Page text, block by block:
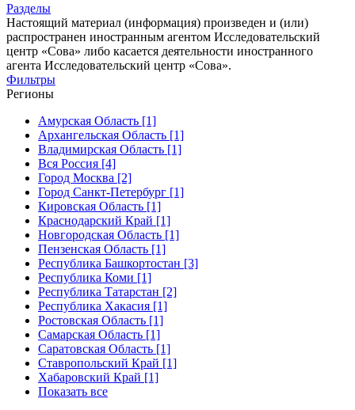
Разделы
Настоящий материал (информация) произведен и (или)
распространен иностранным агентом Исследовательский
центр «Сова» либо касается деятельности иностранного
агента Исследовательский центр «Сова».
Фильтры
Регионы
Амурская Область [1]
Архангельская Область [1]
Владимирская Область [1]
Вся Россия [4]
Город Москва [2]
Город Санкт-Петербург [1]
Кировская Область [1]
Краснодарский Край [1]
Новгородская Область [1]
Пензенская Область [1]
Республика Башкортостан [3]
Республика Коми [1]
Республика Татарстан [2]
Республика Хакасия [1]
Ростовская Область [1]
Самарская Область [1]
Саратовская Область [1]
Ставропольский Край [1]
Хабаровский Край [1]
Показать все